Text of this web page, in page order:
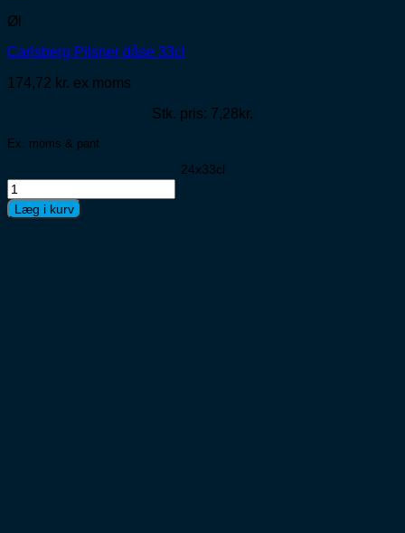
Øl
Carlsberg Pilsner dåse 33cl
174,72 kr. ex moms
Stk. pris: 7,28kr.
Ex. moms & pant
24x33cl
Carlsberg
Pilsner
dåse
Læg i kurv